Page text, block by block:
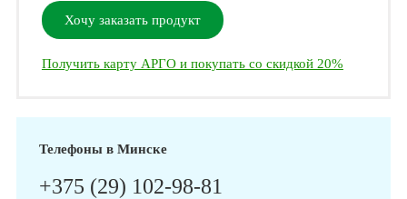
Хочу заказать продукт
Получить карту АРГО и покупать со скидкой 20%
Телефоны в Минске
+375 (29) 102-98-81